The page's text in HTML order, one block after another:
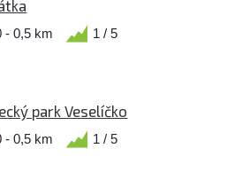
- 0,5 km 1 / 5
park Veselíčko
- 0,5 km 1 / 5